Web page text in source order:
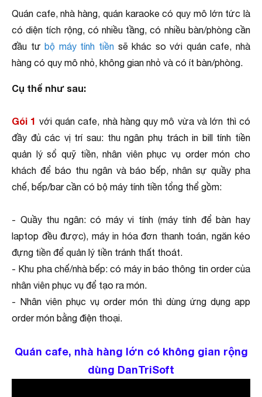
Quán cafe, nhà hàng, quán karaoke có quy mô lớn tức là
có diện tích rộng, có nhiều tầng, có nhiều bàn/phòng cần
đầu tưbộ máy tính tiềnsẽ khác so với quán cafe, nhà
hàng có quy mô nhỏ, không gian nhỏ và có ít bàn/phòng.
Cụ thể như sau:
Gói 1 với quán cafe, nhà hàng quy mô vừa và lớn thì có
đầy đủ các vị trí sau: thu ngân phụ trách in bill tính tiền
quản lý sổ quỹ tiền, nhân viên phục vụ order món cho
khách để báo thu ngân và báo bếp, nhân sự quầy pha
chế, bếp/bar cần có bộ máy tính tiền tổng thể gồm:
- Quầy thu ngân: có máy vi tính (máy tính để bàn hay
laptop đều được), máy in hóa đơn thanh toán, ngăn kéo
đựng tiền để quản lý tiền tránh thất thoát.
- Khu pha chế/nhà bếp: có máy in báo thông tin order của
nhân viên phục vụ để tạo ra món.
- Nhân viên phục vụ order món thì dùng ứng dụng app
order món bằng điện thoại.
Quán cafe, nhà hàng lớn có không gian rộng
dùng DanTriSoft